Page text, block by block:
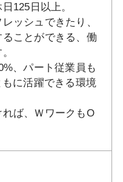
125日以上。
ッシュできたり、
ことができる、働
、パート従業員も
に活躍できる環境
ば、ＷワークもO